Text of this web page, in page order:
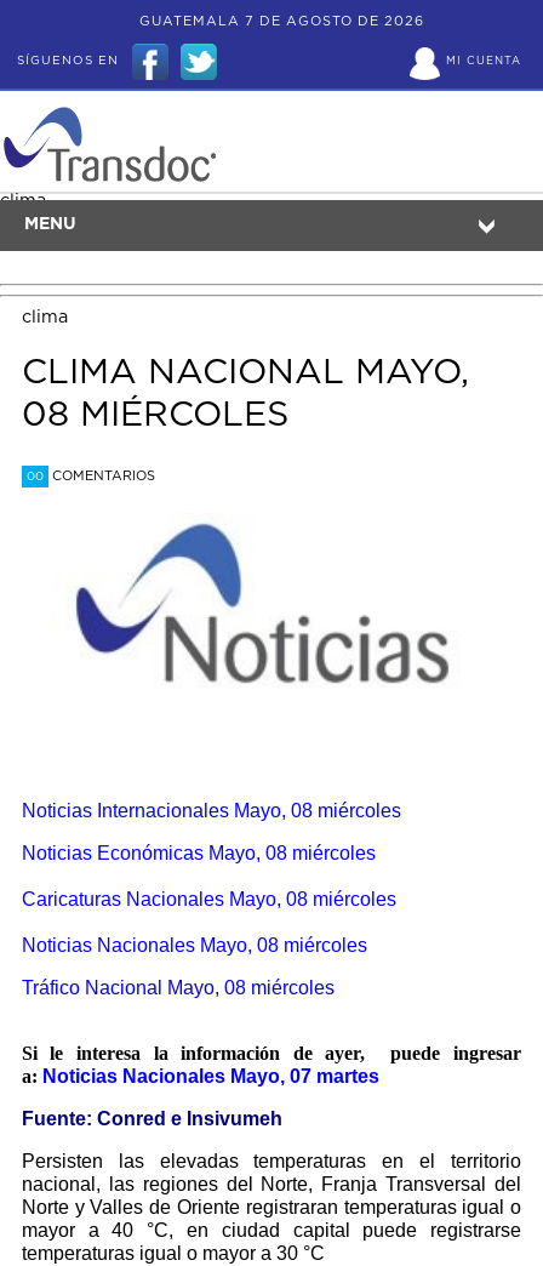
GUATEMALA 7 DE AGOSTO DE 2026
MI CUENTA
SÍGUENOS EN
MENU
clima
clima
CLIMA NACIONAL MAYO,
08 MIÉRCOLES
00 COMENTARIOS
Noticias Internacionales Mayo, 08 miércoles
Noticias Económicas Mayo, 08 miércoles
Caricaturas Nacionales Mayo, 08 miércoles
Noticias Nacionales Mayo, 08 miércoles
Tráfico Nacional Mayo, 08 miércoles
Si le interesa la información de ayer, puede ingresar
a: Noticias Nacionales Mayo, 07 martes
Fuente: Conred e Insivumeh
Persisten las elevadas temperaturas en el territorio
nacional, las regiones del Norte, Franja Transversal del
Norte y Valles de Oriente registraran temperaturas igual o
mayor a 40 °C, en ciudad capital puede registrarse
temperaturas igual o mayor a 30 °C